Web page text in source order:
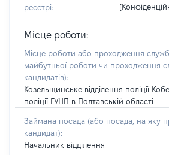
реєстрі:
Місце роботи:
Місце роботи або проходження
майбутньої роботи чи проходження
кандидатів):
Козельщинське відділення поліції
поліції ГУНП в Полтавській області
Займана посада (або посада, на яку
кандидат):
Начальник відділення